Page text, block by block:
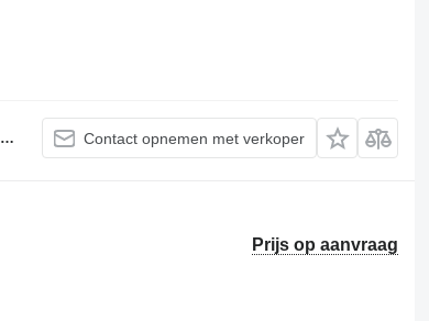
Contact opnemen met verkoper
Prijs op aanvraag